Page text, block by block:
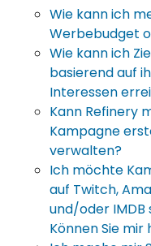
Wie kann ich
Werbebudget
Wie kann ich
basierend auf
Interessen
Kann Refinery
Kampagne
verwalten?
Ich möchte
auf Twitch,
und/oder IMDB
Können Sie mir